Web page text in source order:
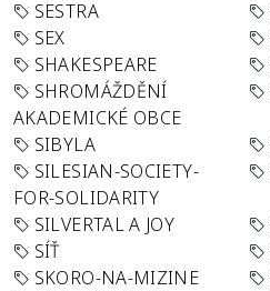
SESTRA
SEX
SHAKESPEARE
SHROMÁŽDĚNÍ
AKADEMICKÉ OBCE
SIBYLA
SILESIAN-SOCIETY-
FOR-SOLIDARITY
SILVERTAL A JOY
SÍŤ
SKORO-NA-MIZINE